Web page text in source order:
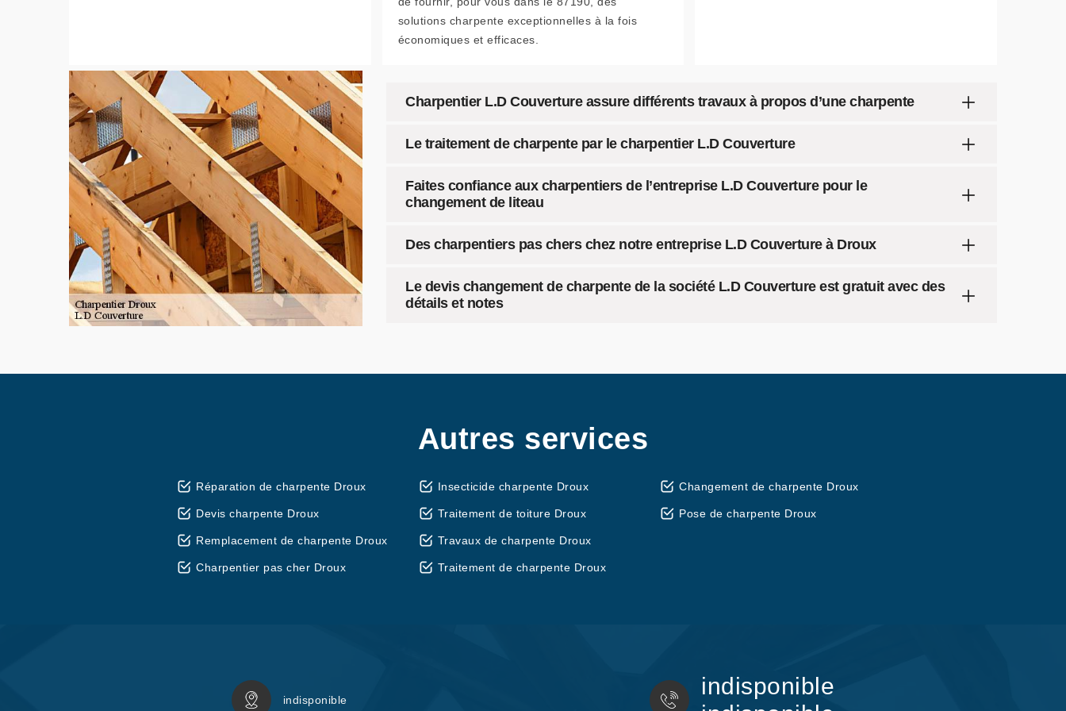
solutions charpente exceptionnelles à la fois
économiques et efficaces.
Charpentier L.D Couverture assure différents travaux à propos d’une charpente
Le traitement de charpente par le charpentier L.D Couverture
Faites confiance aux charpentiers de l’entreprise L.D Couverture pour le
changement de liteau
Des charpentiers pas chers chez notre entreprise L.D Couverture à Droux
Le devis changement de charpente de la société L.D Couverture est gratuit avec des
détails et notes
Autres services
Réparation de charpente Droux
Devis charpente Droux
Remplacement de charpente Droux
Charpentier pas cher Droux
Insecticide charpente Droux
Traitement de toiture Droux
Travaux de charpente Droux
Traitement de charpente Droux
Changement de charpente Droux
Pose de charpente Droux
indisponible
indisponible